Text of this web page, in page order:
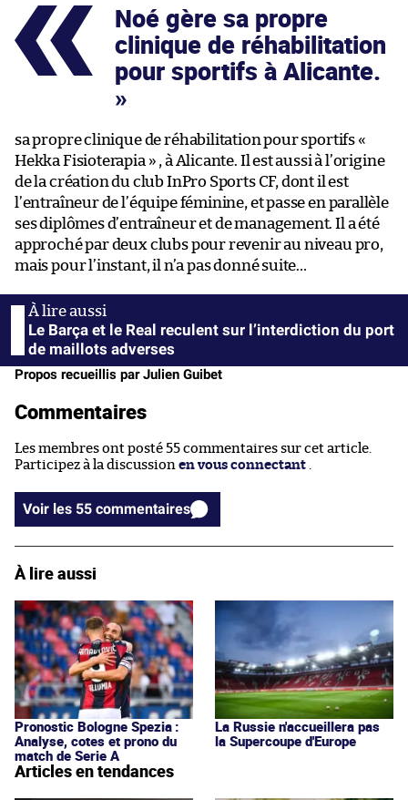
Noé gère sa propre
clinique de réhabilitation
pour sportifs à Alicante.
sa propre clinique de réhabilitation pour sportifs «
Hekka Fisioterapia » , à Alicante. Il est aussi à l’origine
de la création du club InPro Sports CF, dont il est
l’entraîneur de l’équipe féminine, et passe en parallèle
ses diplômes d’entraîneur et de management. Il a été
approché par deux clubs pour revenir au niveau pro,
mais pour l’instant, il n’a pas donné suite…
Le Barça et le Real reculent sur l’interdiction du port
de maillots adverses
Propos recueillis par Julien Guibet
Commentaires
Les membres ont posté 55 commentaires sur cet article.
Participez à la discussion en vous connectant
Voir les 55 commentaires
À lire aussi
Pronostic Bologne Spezia :
Analyse, cotes et prono du
match de Serie A
La Russie n'accueillera pas
la Supercoupe d'Europe
Articles en tendances